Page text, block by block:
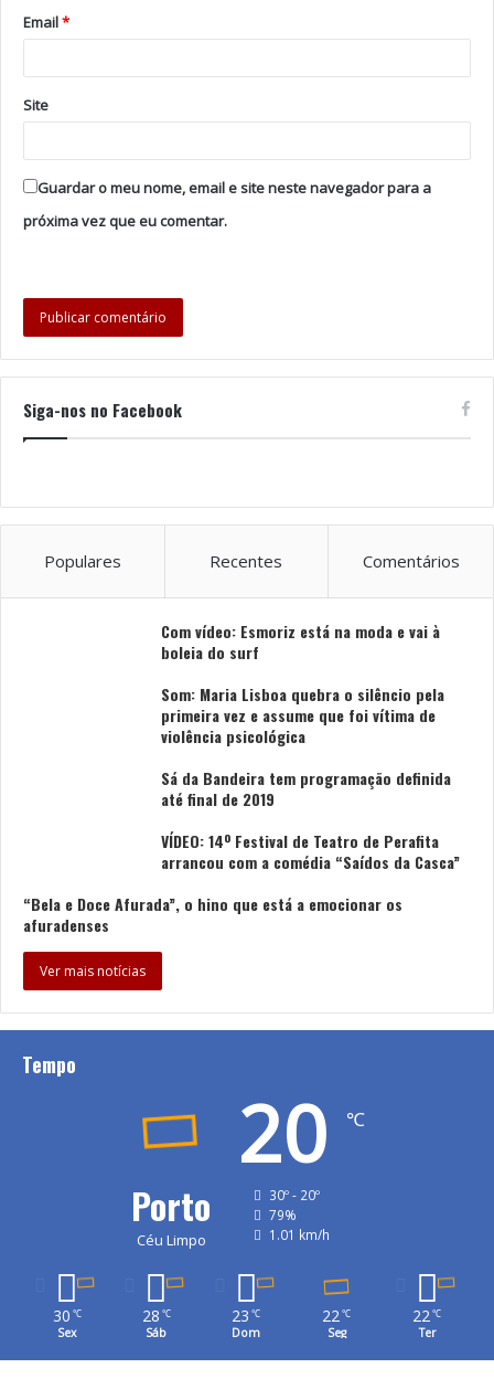
Email*
Site
Guardar o meu nome, email e site neste navegador para a
próxima vez que eu comentar.
Siga-nos no Facebook
Populares Recentes Comentários
Com vídeo: Esmoriz está na moda e vai à
boleia do surf
Som: Maria Lisboa quebra o silêncio pela
primeira vez e assume que foi vítima de
violência psicológica
Sá da Bandeira tem programação definida
até final de 2019
VÍDEO: 14º Festival de Teatro de Perafita
arrancou com a comédia “Saídos da Casca”
“Bela e Doce Afurada”, o hino que está a emocionar os
afuradenses
Ver mais notícias
Tempo
Porto
Céu Limpo
20 ℃
30º - 20º
79%
1.01 km/h
30 ℃
Sex
28 ℃
Sáb
23 ℃
Dom
22℃
Seg
22℃
Ter